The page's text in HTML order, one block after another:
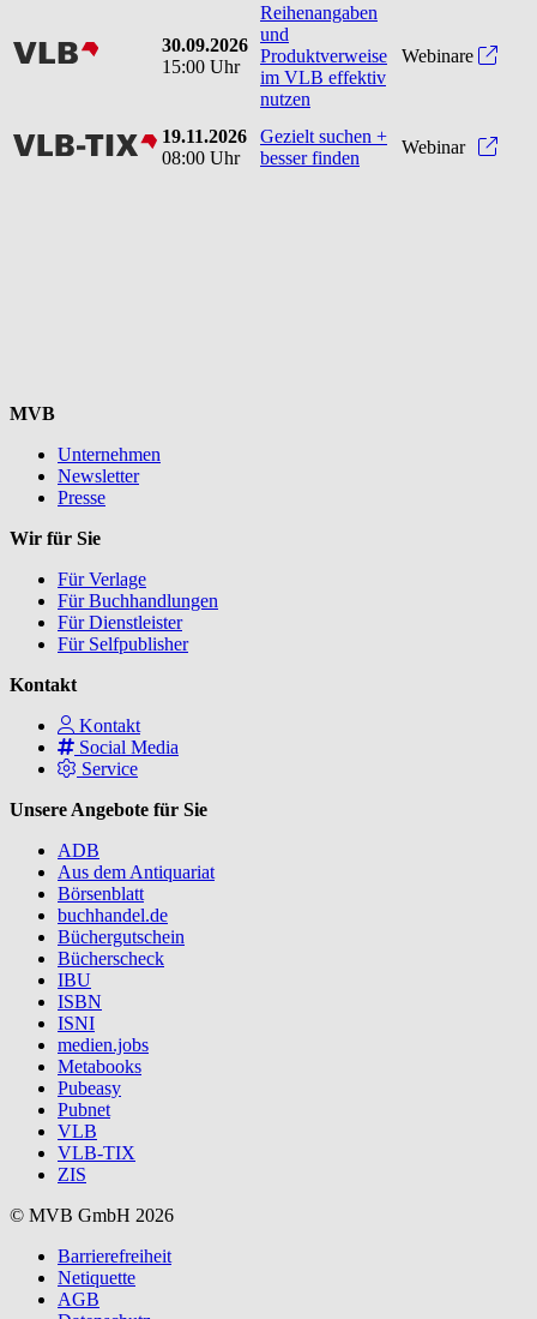
vlb
30.09.2026
15:00 Uhr
Reihenangaben
und
Produktverweise
im VLB effektiv
nutzen
Webinare
vlbtix
19.11.2026
08:00 Uhr
Gezielt suchen +
besser finden
Webinar
MVB
Unternehmen
Newsletter
Presse
Wir für Sie
Für Verlage
Für Buchhandlungen
Für Dienstleister
Für Selfpublisher
Kontakt
Kontakt
Social Media
Service
Unsere Angebote für Sie
ADB
Aus dem Antiquariat
Börsenblatt
buchhandel.de
Büchergutschein
Bücherscheck
IBU
ISBN
ISNI
medien.jobs
Metabooks
Pubeasy
Pubnet
VLB
VLB-TIX
ZIS
© MVB GmbH 2026
Barrierefreiheit
Netiquette
AGB